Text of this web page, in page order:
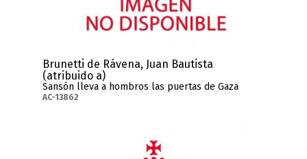
Brunetti de Rávena, Juan Bautista
(atribuido a)
Sansón lleva a hombros las puertas de Gaza
AC-13862